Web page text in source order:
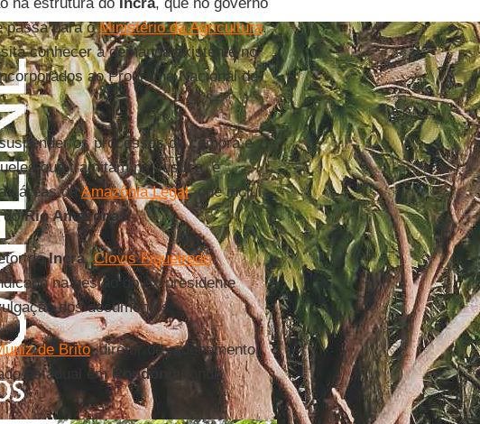
passa para o Ministério da Agricultura.
conhecer a demanda existente no
ao Programa Nacional de
os processos de compra e
que tramitam na Justiça, e
áreas daAmazônia Legal, que inclui
doRio Amazonas.
doIncra, Clovis Figueiredo
na gestão do ex-presidente
dos documentos.
de Brito, diretor de ordenamento
estadual emRondônia
, onde